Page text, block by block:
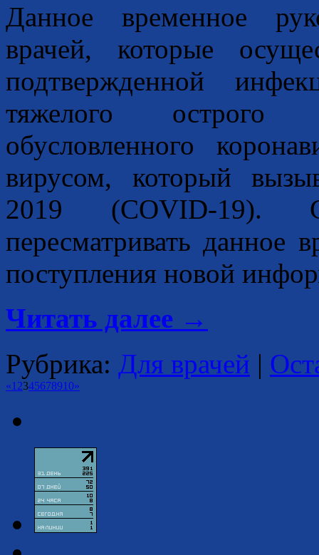
Данное временное
врачей, которые
подтвержденной
тяжелого острого
обусловленного
вирусом, который
2019 (COVID-19).
пересматривать данное
поступления новой
Читать далее →
Рубрика: Для врачей |
«1 2345678910»